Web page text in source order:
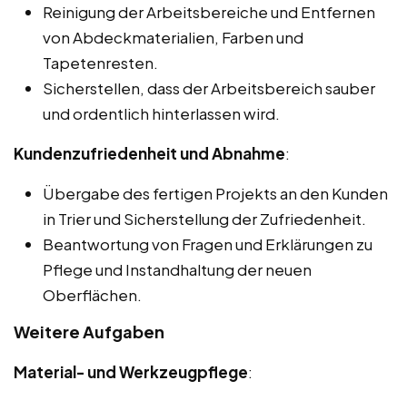
Reinigung der Arbeitsbereiche und Entfernen
von Abdeckmaterialien, Farben und
Tapetenresten.
Sicherstellen, dass der Arbeitsbereich sauber
und ordentlich hinterlassen wird.
Kundenzufriedenheit und Abnahme:
Übergabe des fertigen Projekts an den Kunden
in Trier und Sicherstellung der Zufriedenheit.
Beantwortung von Fragen und Erklärungen zu
Pflege und Instandhaltung der neuen
Oberflächen.
Weitere Aufgaben
Material- und Werkzeugpflege: